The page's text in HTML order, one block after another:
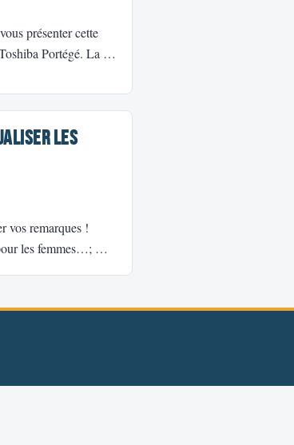
présenter cette
Portégé. La …
les
vos remarques !
les femmes…; …